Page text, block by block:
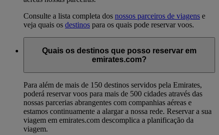
Consulte a lista completa dos nossos parceiros de viagens e
veja quais os destinos para os quais pode reservar voos.
Quais os destinos que posso reservar em
emirates.com?
Para além de mais de 150 destinos servidos pela Emirates,
poderá reservar voos para mais de 500 cidades através das
nossas parcerias abrangentes com companhias aéreas e
estamos continuamente a alargar a nossa rede. Reservar a sua
viagem em emirates.com descomplica a planificação da
viagem.